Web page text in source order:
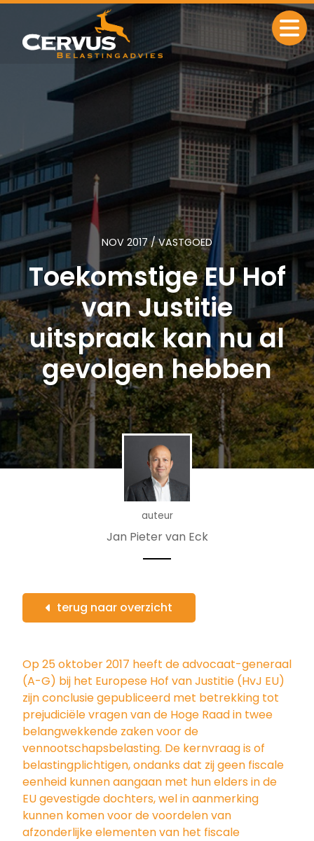
Ga naar de inhoud
NOV 2017 / VASTGOED
Toekomstige EU Hof
van Justitie
uitspraak kan nu al
gevolgen hebben
auteur
Jan Pieter van Eck
terug naar overzicht
Op 25 oktober 2017 heeft de advocaat-generaal
(A-G) bij het Europese Hof van Justitie (HvJ EU)
zijn conclusie gepubliceerd met betrekking tot
prejudiciële vragen van de Hoge Raad in twee
belangwekkende zaken voor de
vennootschapsbelasting. De kernvraag is of
belastingplichtigen, ondanks dat zij geen fiscale
eenheid kunnen aangaan met hun elders in de
EU gevestigde dochters, wel in aanmerking
kunnen komen voor de voordelen van
afzonderlijke elementen van het fiscale